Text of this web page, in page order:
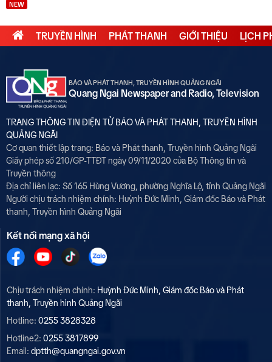
NEW
TRUYỀN HÌNH PHÁT THANH GIỚI THIỆU LỊCH
BÁO VÀ PHÁT THANH, TRUYỀN HÌNH QUẢNG NGÃI
Quang Ngai Newspaper and Radio, Television
TRANG THÔNG TIN ĐIỆN TỬ BÁO VÀ PHÁT THANH, TRUYỀN HÌNH
QUẢNG NGÃI
Cơ quan thiết lập trang: Báo và Phát thanh, Truyền hình Quảng Ngãi
Giấy phép số 210/GP-TTĐT ngày 09/11/2020 của Bộ Thông tin và
Truyền thông
Địa chỉ liên lạc: Số 165 Hùng Vương, phường Nghĩa Lộ, tỉnh Quảng Ngãi
Người chịu trách nhiệm chính: Huỳnh Đức Minh, Giám đốc Báo và Phát
thanh, Truyền hình Quảng Ngãi
Kết nối mạng xã hội
Chịu trách nhiệm chính: Huỳnh Đức Minh, Giám đốc Báo và Phát
thanh, Truyền hình Quảng Ngãi
Hotline: 0255 3828328
Hotline2: 0255 3817899
Email: dptth@quangngai.gov.vn